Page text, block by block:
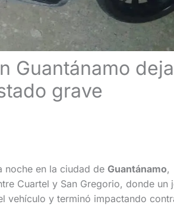
Guantánamo
grave
noche en la ciudad de Guantánamo,
Cuartel y San Gregorio, donde un
vehículo y terminó impactando